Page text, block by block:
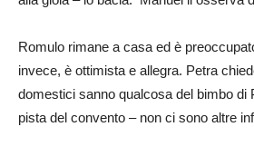
Romulo rimane a casa ed è
invece, è ottimista e allegra. Petra
domestici sanno qualcosa del bimbo di
pista del convento – non ci sono altre